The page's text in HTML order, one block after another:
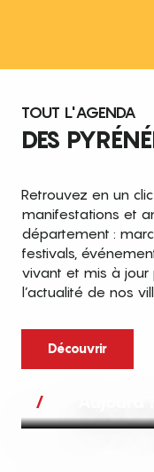
TOUT L'AGENDA
DES
Retrouvez en un
manifestations et
département :
festivals,
vivant et mis à
l’actualité de nos
Découvrir